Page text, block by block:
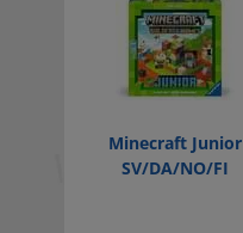
Minecraft Junior
SV/DA/NO/FI